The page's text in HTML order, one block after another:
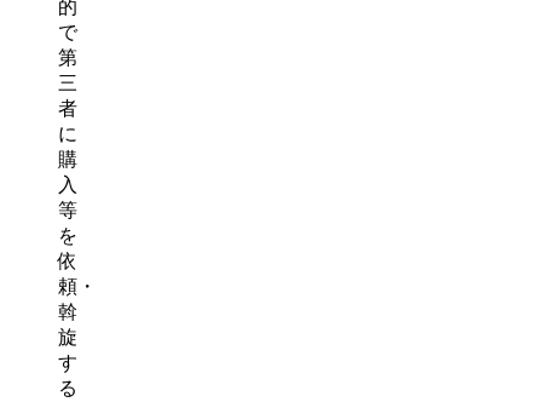
的
で
第
三
者
に
購
入
等
を
依
頼・
斡
旋
す
る